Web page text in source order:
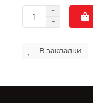
В закладки